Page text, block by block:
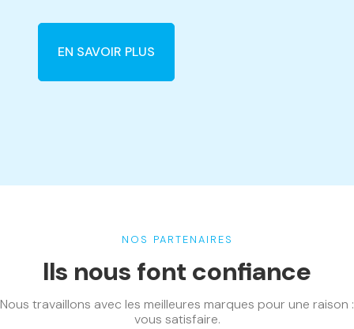
EN SAVOIR PLUS
NOS PARTENAIRES
Ils nous font confiance
Nous travaillons avec les meilleures marques pour une raison :
vous satisfaire.